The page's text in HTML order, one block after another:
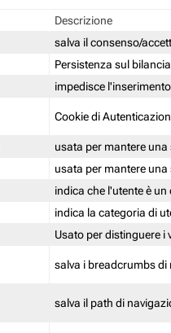
Descrizione
salva il consenso/
Persistenza sul
impedisce
Cookie di
usata per mantere
usata per mantere
indica che l'utente è
indica la categoria di
Usato per distinguere i
salva i breadcrumbs di
salva il path di